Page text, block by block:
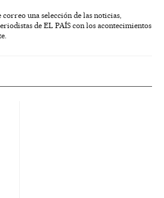
correo una selección de las noticias,
de EL PAÍS con los acontecimientos